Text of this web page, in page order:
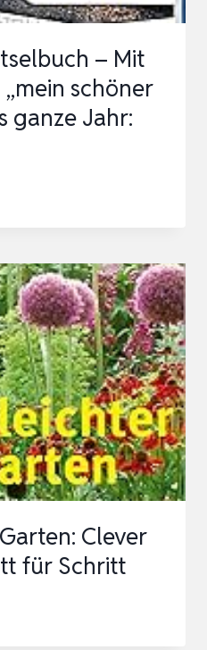
– Mit
schöner
ganze Jahr:
Clever
für Schritt